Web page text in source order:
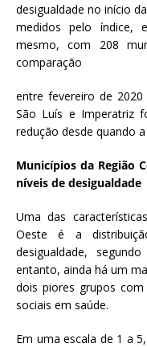
desigualdade no início
medidos pelo índice,
mesmo, com 208
comparação
entre fevereiro de
São Luís e Imperatriz
redução desde quando
Municípios da Região
níveis de desigualdade
Uma das
Oeste é a
desigualdade,
entanto, ainda há um
dois piores grupos
sociais em saúde.
Em uma escala de 1 a